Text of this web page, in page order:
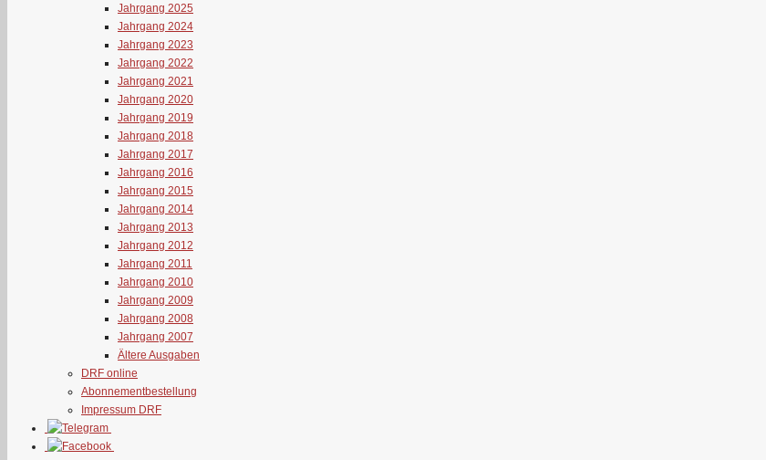
Jahrgang 2025
Jahrgang 2024
Jahrgang 2023
Jahrgang 2022
Jahrgang 2021
Jahrgang 2020
Jahrgang 2019
Jahrgang 2018
Jahrgang 2017
Jahrgang 2016
Jahrgang 2015
Jahrgang 2014
Jahrgang 2013
Jahrgang 2012
Jahrgang 2011
Jahrgang 2010
Jahrgang 2009
Jahrgang 2008
Jahrgang 2007
Ältere Ausgaben
DRF online
Abonnementbestellung
Impressum DRF